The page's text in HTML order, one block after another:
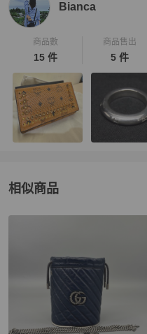
Bianca
商品數
15 件
商品售出
5 件
相似商品
更多相似Gucci女包推薦精品